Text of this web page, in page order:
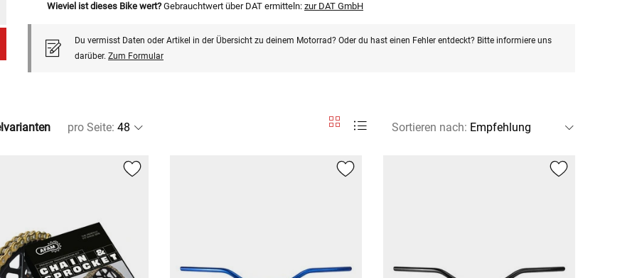
Wieviel ist dieses Bike wert? Gebrauchtwert über DAT ermitteln: zur DAT GmbH
Du vermisst Daten oder Artikel in der Übersicht zu deinem Motorrad? Oder du hast einen Fehler entdeckt? Bitte informiere uns
darüber. Zum Formular
pro Seite: Sortieren nach: